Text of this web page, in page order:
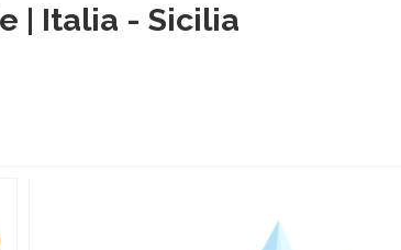
| Italia - Sicilia